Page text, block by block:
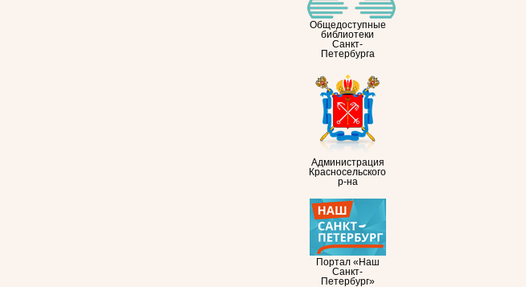
Общедоступные
библиотеки
Санкт-
Петербурга
Администрация
Красносельского
р-на
Портал «Наш
Санкт-
Петербург»